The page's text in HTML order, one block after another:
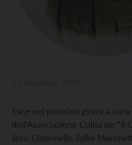
Esce nei prossimi giorni a cura
dell’Associazione Culturale “Il
libro Colonnello Tullio